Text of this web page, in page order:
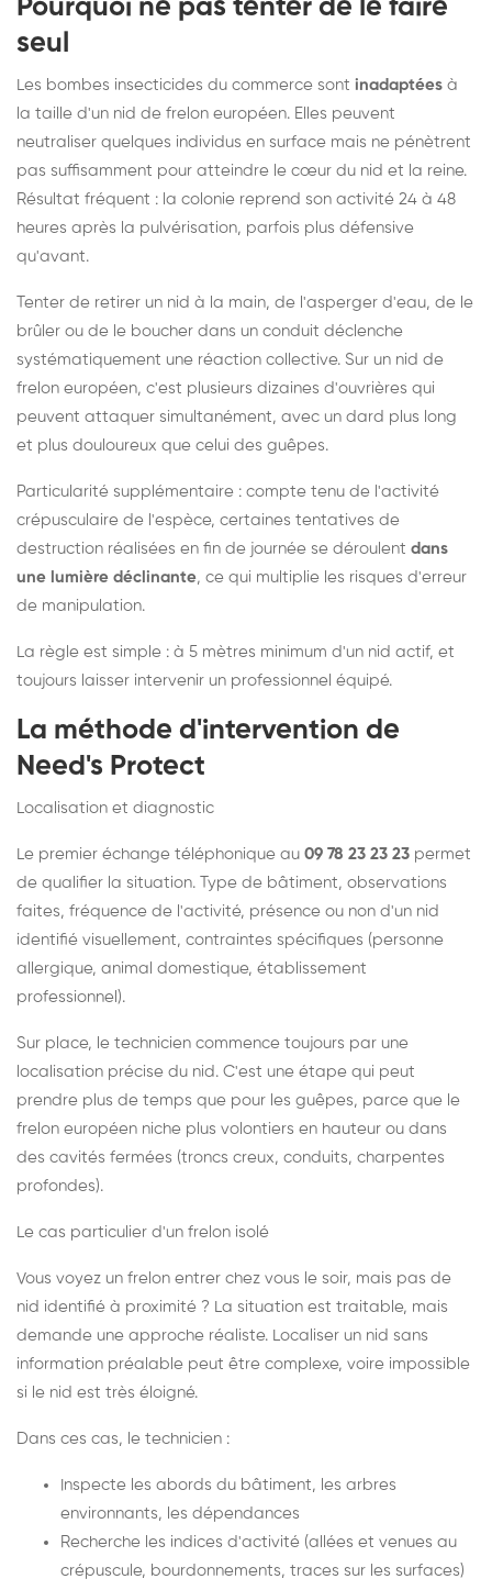
Pourquoi ne pas tenter de le faire
seul
Les bombes insecticides du commerce sont inadaptées à
la taille d'un nid de frelon européen. Elles peuvent
neutraliser quelques individus en surface mais ne pénètrent
pas suffisamment pour atteindre le cœur du nid et la reine.
Résultat fréquent : la colonie reprend son activité 24 à 48
heures après la pulvérisation, parfois plus défensive
qu'avant.
Tenter de retirer un nid à la main, de l'asperger d'eau, de le
brûler ou de le boucher dans un conduit déclenche
systématiquement une réaction collective. Sur un nid de
frelon européen, c'est plusieurs dizaines d'ouvrières qui
peuvent attaquer simultanément, avec un dard plus long
et plus douloureux que celui des guêpes.
Particularité supplémentaire : compte tenu de l'activité
crépusculaire de l'espèce, certaines tentatives de
destruction réalisées en fin de journée se déroulent dans
une lumière déclinante, ce qui multiplie les risques d'erreur
de manipulation.
La règle est simple : à 5 mètres minimum d'un nid actif, et
toujours laisser intervenir un professionnel équipé.
La méthode d'intervention de
Need's Protect
Localisation et diagnostic
Le premier échange téléphonique au 09 78 23 23 23 permet
de qualifier la situation. Type de bâtiment, observations
faites, fréquence de l'activité, présence ou non d'un nid
identifié visuellement, contraintes spécifiques (personne
allergique, animal domestique, établissement
professionnel).
Sur place, le technicien commence toujours par une
localisation précise du nid. C'est une étape qui peut
prendre plus de temps que pour les guêpes, parce que le
frelon européen niche plus volontiers en hauteur ou dans
des cavités fermées (troncs creux, conduits, charpentes
profondes).
Le cas particulier d'un frelon isolé
Vous voyez un frelon entrer chez vous le soir, mais pas de
nid identifié à proximité ? La situation est traitable, mais
demande une approche réaliste. Localiser un nid sans
information préalable peut être complexe, voire impossible
si le nid est très éloigné.
Dans ces cas, le technicien :
Inspecte les abords du bâtiment, les arbres
environnants, les dépendances
Recherche les indices d'activité (allées et venues au
crépuscule, bourdonnements, traces sur les surfaces)